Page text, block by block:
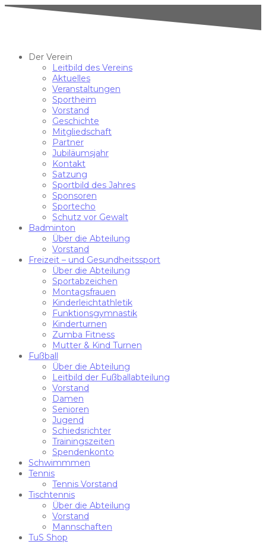
Der Verein
Leitbild des Vereins
Aktuelles
Veranstaltungen
Sportheim
Vorstand
Geschichte
Mitgliedschaft
Partner
Jubiläumsjahr
Kontakt
Satzung
Sportbild des Jahres
Sponsoren
Sportecho
Schutz vor Gewalt
Badminton
Über die Abteilung
Vorstand
Freizeit – und Gesundheitssport
Über die Abteilung
Sportabzeichen
Montagsfrauen
Kinderleichtathletik
Funktionsgymnastik
Kinderturnen
Zumba Fitness
Mutter & Kind Turnen
Fußball
Über die Abteilung
Leitbild der Fußballabteilung
Vorstand
Damen
Senioren
Jugend
Schiedsrichter
Trainingszeiten
Spendenkonto
Schwimmmen
Tennis
Tennis Vorstand
Tischtennis
Über die Abteilung
Vorstand
Mannschaften
TuS Shop